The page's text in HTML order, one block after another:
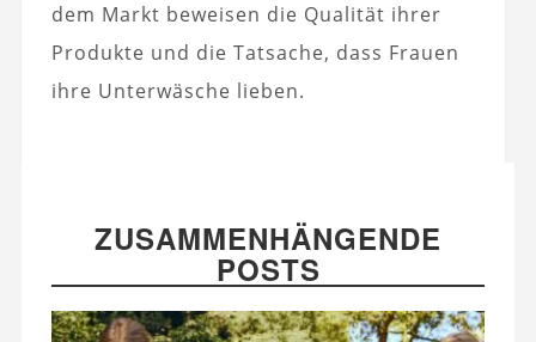
dem Markt beweisen die Qualität ihrer
Produkte und die Tatsache, dass Frauen
ihre Unterwäsche lieben.
ZUSAMMENHÄNGENDE
POSTS